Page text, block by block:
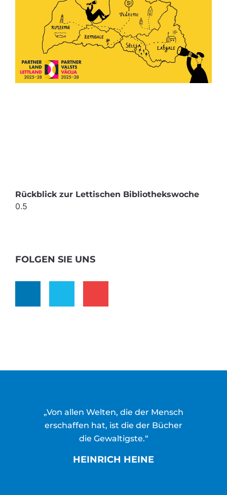
Rückblick zur Lettischen Bibliothekswoche
FOLGEN SIE UNS
„Von allen Welten, die der Mensch
erschaffen hat, ist die der Bücher
die Gewaltigste.“
HEINRICH HEINE